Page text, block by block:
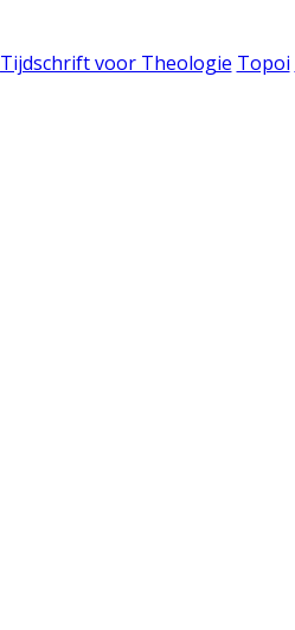
Tijdschrift voor Theologie Topoi